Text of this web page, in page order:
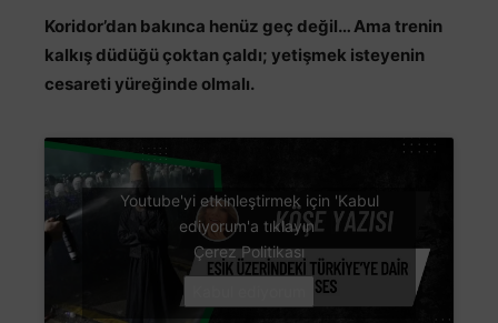
Koridor’dan bakınca henüz geç değil… Ama trenin
kalkış düdüğü çoktan çaldı; yetişmek isteyenin
cesareti yüreğinde olmalı.
Youtube'yi etkinleştirmek için 'Kabul
ediyorum'a tıklayın
Çerez Politikası